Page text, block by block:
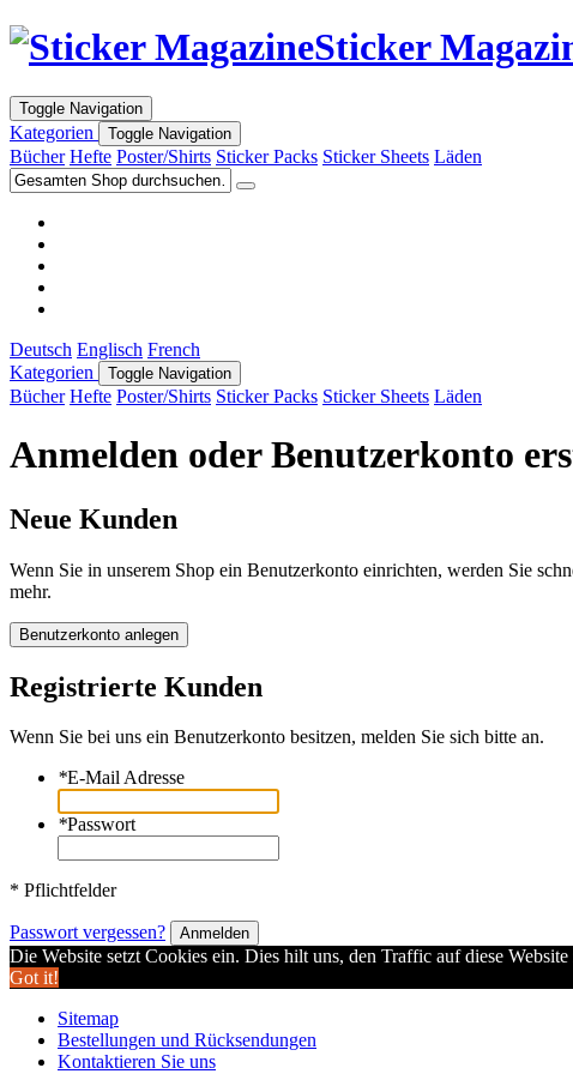
Sticker
Toggle Navigation
Kategorien Toggle Navigation
Bücher Hefte Poster/Shirts Sticker Packs Sticker Sheets Läden
Deutsch Englisch French
Kategorien
Toggle Navigation
Bücher Hefte Poster/Shirts Sticker Packs Sticker Sheets Läden
Anmelden oder Benutzerkonto
Neue Kunden
Wenn Sie in unserem Shop ein Benutzerkonto einrichten, werden Sie
mehr.
Benutzerkonto anlegen
Registrierte Kunden
Wenn Sie bei uns ein Benutzerkonto besitzen, melden Sie sich bitte an.
*E-Mail Adresse
*Passwort
* Pflichtfelder
Passwort vergessen? Anmelden
Die Website setzt Cookies ein. Dies hilt uns, den Traffic auf diese
Got it!
Sitemap
Bestellungen und Rücksendungen
Kontaktieren Sie uns